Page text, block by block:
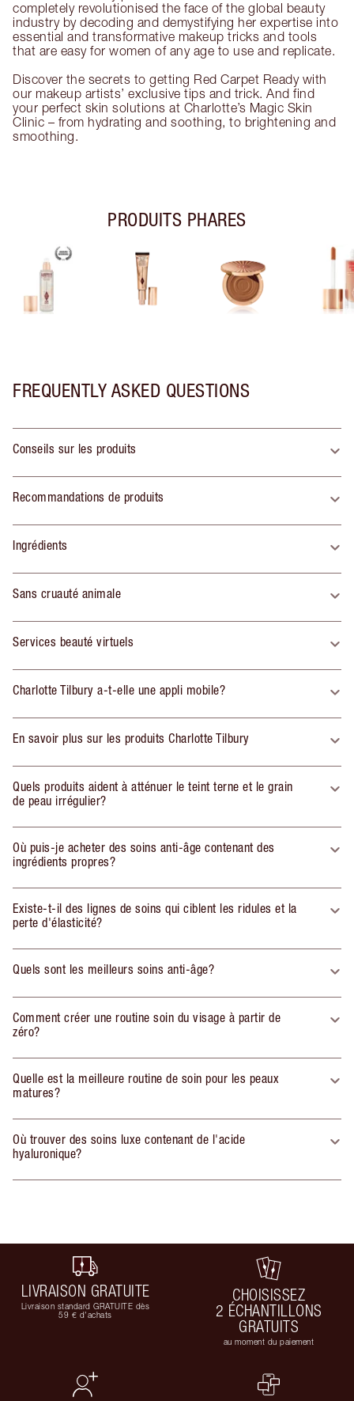
completely revolutionised the face of the global beauty
industry by decoding and demystifying her expertise into
essential and transformative makeup tricks and tools
that are easy for women of any age to use and replicate.
Discover the secrets to getting Red Carpet Ready with
our makeup artists’ exclusive tips and trick. And find
your perfect skin solutions at Charlotte’s Magic Skin
Clinic – from hydrating and soothing, to brightening and
smoothing.
PRODUITS PHARES
FREQUENTLY ASKED QUESTIONS
Conseils sur les produits
Recommandations de produits
Ingrédients
Sans cruauté animale
Services beauté virtuels
Charlotte Tilbury a-t-elle une appli mobile?
En savoir plus sur les produits Charlotte Tilbury
Quels produits aident à atténuer le teint terne et le grain
de peau irrégulier?
Où puis-je acheter des soins anti-âge contenant des
ingrédients propres?
Existe-t-il des lignes de soins qui ciblent les ridules et la
perte d'élasticité?
Quels sont les meilleurs soins anti-âge?
Comment créer une routine soin du visage à partir de
zéro?
Quelle est la meilleure routine de soin pour les peaux
matures?
Où trouver des soins luxe contenant de l'acide
hyaluronique?
LIVRAISON GRATUITE
Livraison standard GRATUITE dès
59 € d'achats
CHOISISSEZ
2 ÉCHANTILLONS
GRATUITS
au moment du paiement